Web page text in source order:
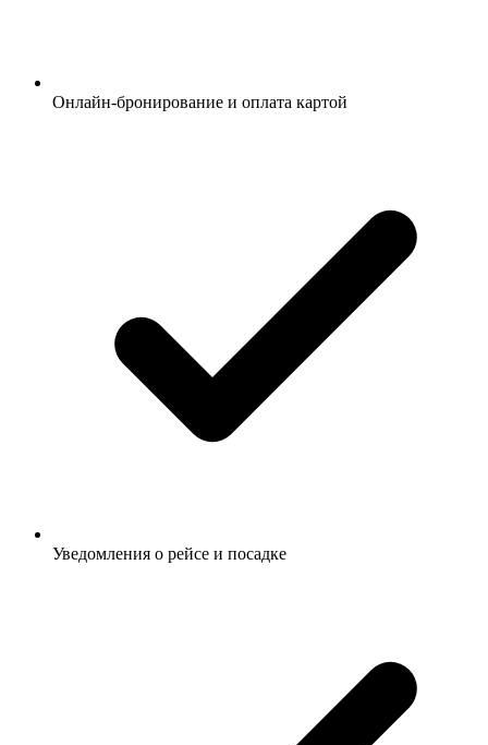
Онлайн-бронирование и оплата картой
Уведомления о рейсе и посадке